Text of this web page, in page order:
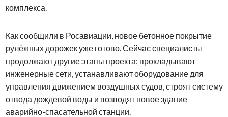
комплекса.
Как сообщили в Росавиации, новое бетонное покрытие
рулёжных дорожек уже готово. Сейчас специалисты
продолжают другие этапы проекта: прокладывают
инженерные сети, устанавливают оборудование для
управления движением воздушных судов, строят систему
отвода дождевой воды и возводят новое здание
аварийно-спасательной станции.